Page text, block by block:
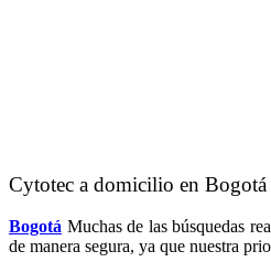
Cytotec a domicilio en
Bogotá Muchas de las búsquedas
de manera segura, ya que nuestra